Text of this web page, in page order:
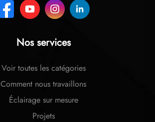
Nos services
Voir toutes les catégories
Comment nous travaillons
Éclairage sur mesure
Projets